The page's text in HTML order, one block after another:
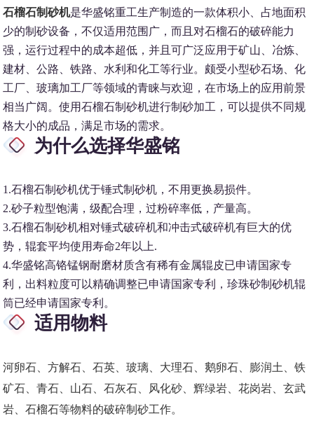
石榴石制砂机是华盛铭重工生产制造的一款体积小、占地面积
少的制砂设备，不仅适用范围广，而且对石榴石的破碎能力
强，运行过程中的成本超低，并且可广泛应用于矿山、冶炼、
建材、公路、铁路、水利和化工等行业。颇受小型砂石场、化
工厂、玻璃加工厂等领域的青睐与欢迎，在市场上的应用前景
相当广阔。使用石榴石制砂机进行制砂加工，可以提供不同规
格大小的成品，满足市场的需求。
为什么选择华盛铭
1.石榴石制砂机优于锤式制砂机，不用更换易损件。
2.砂子粒型饱满，级配合理，过粉碎率低，产量高。
3.石榴石制砂机相对锤式破碎机和冲击式破碎机有巨大的优
势，辊套平均使用寿命2年以上.
4.华盛铭高铬锰钢耐磨材质含有稀有金属辊皮已申请国家专
利，出料粒度可以精确调整已申请国家专利，珍珠砂制砂机辊
筒已经申请国家专利。
适用物料
河卵石、方解石、石英、玻璃、大理石、鹅卵石、膨润土、铁
矿石、青石、山石、石灰石、风化砂、辉绿岩、花岗岩、玄武
岩、石榴石等物料的破碎制砂工作。